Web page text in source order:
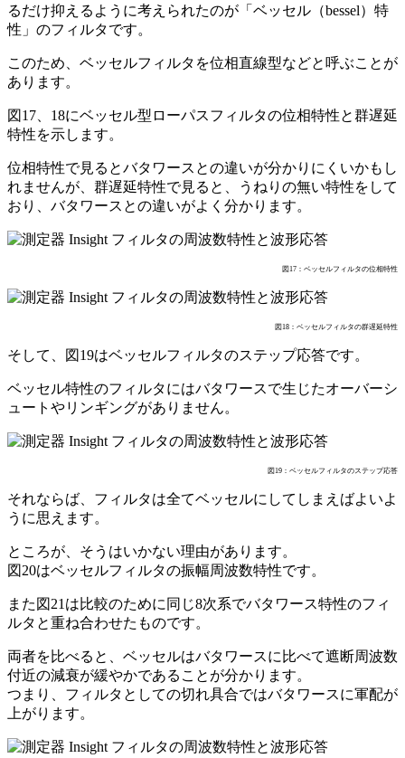
るだけ抑えるように考えられたのが「ベッセル（bessel）特
性」のフィルタです。
このため、ベッセルフィルタを位相直線型などと呼ぶことが
あります。
図17、18にベッセル型ローパスフィルタの位相特性と群遅延
特性を示します。
位相特性で見るとバタワースとの違いが分かりにくいかもし
れませんが、群遅延特性で見ると、うねりの無い特性をして
おり、バタワースとの違いがよく分かります。
図17：ベッセルフィルタの位相特性
図18：ベッセルフィルタの群遅延特性
そして、図19はベッセルフィルタのステップ応答です。
ベッセル特性のフィルタにはバタワースで生じたオーバーシ
ュートやリンギングがありません。
図19：ベッセルフィルタのステップ応答
それならば、フィルタは全てベッセルにしてしまえばよいよ
うに思えます。
ところが、そうはいかない理由があります。
図20はベッセルフィルタの振幅周波数特性です。
また図21は比較のために同じ8次系でバタワース特性のフィ
ルタと重ね合わせたものです。
両者を比べると、ベッセルはバタワースに比べて遮断周波数
付近の減衰が緩やかであることが分かります。
つまり、フィルタとしての切れ具合ではバタワースに軍配が
上がります。